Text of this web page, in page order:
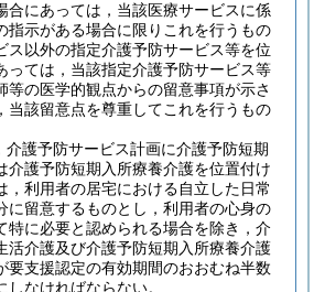
合にあっては，当該医療サービスに係
指示がある場合に限りこれを行うもの
ス以外の指定介護予防サービス等を位
っては，当該指定介護予防サービス等
等の医学的観点からの留意事項が示さ
当該留意点を尊重してこれを行うもの
介護予防サービス計画に介護予防短期
介護予防短期入所療養介護を位置付け
，利用者の居宅における自立した日常
に留意するものとし，利用者の心身の
特に必要と認められる場合を除き，介
活介護及び介護予防短期入所療養介護
要支援認定の有効期間のおおむね半数
しなければならない。